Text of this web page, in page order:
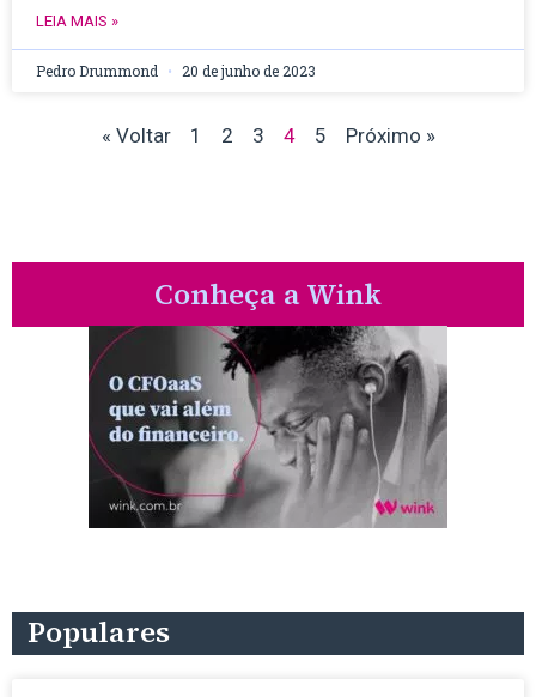
LEIA MAIS »
Pedro Drummond 20 de junho de 2023
« Voltar 1 2 3 4 5 Próximo »
Conheça a Wink
Populares